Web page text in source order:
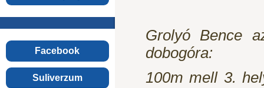
Facebook
Suliverzum
Grolyó Bence
dobogóra:
100m mell 3.